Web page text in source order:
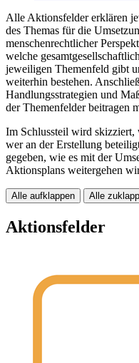
Alle Aktionsfelder erklären
des Themas für die
menschenrechtlicher
welche
jeweiligen Themenfeld gibt
weiterhin bestehen.
Handlungsstrategien und
der Themenfelder beitragen
Im Schlussteil wird skizziert,
wer an der Erstellung
gegeben, wie es mit der
Aktionsplans weitergehen
Alle aufklappen Alle
Aktionsfelder